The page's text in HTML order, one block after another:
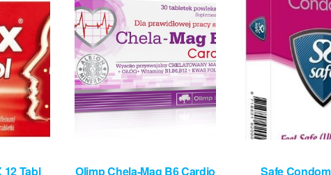
Tabl Olimp Chela-Mag B6 Cardio Safe